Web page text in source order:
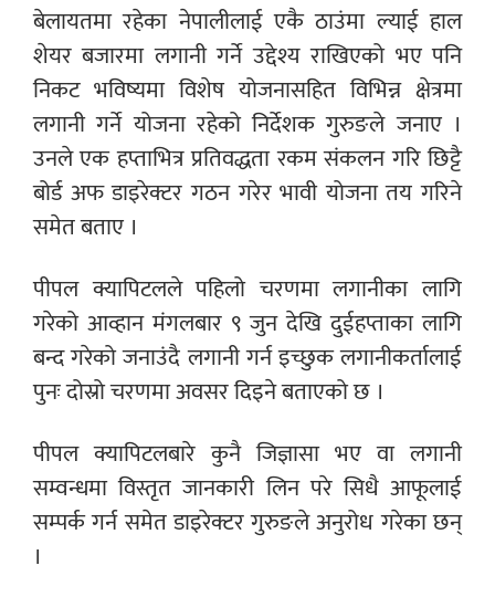
बेलायतमा रहेका नेपालीलाई एकै ठाउंमा ल्याई हाल
शेयर बजारमा लगानी गर्ने उद्देश्य राखिएको भए पनि
निकट भविष्यमा विशेष योजनासहित विभिन्न क्षेत्रमा
लगानी गर्ने योजना रहेको निर्देशक गुरुङले जनाए ।
उनले एक हप्ताभित्र प्रतिवद्धता रकम संकलन गरि छिट्टै
बोर्ड अफ डाइरेक्टर गठन गरेर भावी योजना तय गरिने
समेत बताए ।
पीपल क्यापिटलले पहिलो चरणमा लगानीका लागि
गरेको आव्हान मंगलबार ९ जुन देखि दुईहप्ताका लागि
बन्द गरेको जनाउंदै लगानी गर्न इच्छुक लगानीकर्तालाई
पुनः दोस्रो चरणमा अवसर दिइने बताएको छ ।
पीपल क्यापिटलबारे कुनै जिज्ञासा भए वा लगानी
सम्वन्धमा विस्तृत जानकारी लिन परे सिधै आफूलाई
सम्पर्क गर्न समेत डाइरेक्टर गुरुङले अनुरोध गरेका छन्
।